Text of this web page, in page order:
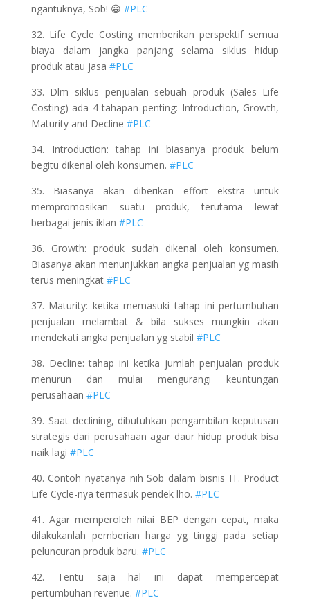
ngantuknya, Sob! 😀 #PLC
32. Life Cycle Costing memberikan perspektif semua
biaya dalam jangka panjang selama siklus hidup
produk atau jasa #PLC
33. Dlm siklus penjualan sebuah produk (Sales Life
Costing) ada 4 tahapan penting: Introduction, Growth,
Maturity and Decline #PLC
34. Introduction: tahap ini biasanya produk belum
begitu dikenal oleh konsumen. #PLC
35. Biasanya akan diberikan effort ekstra untuk
mempromosikan suatu produk, terutama lewat
berbagai jenis iklan #PLC
36. Growth: produk sudah dikenal oleh konsumen.
Biasanya akan menunjukkan angka penjualan yg masih
terus meningkat #PLC
37. Maturity: ketika memasuki tahap ini pertumbuhan
penjualan melambat & bila sukses mungkin akan
mendekati angka penjualan yg stabil #PLC
38. Decline: tahap ini ketika jumlah penjualan produk
menurun dan mulai mengurangi keuntungan
perusahaan #PLC
39. Saat declining, dibutuhkan pengambilan keputusan
strategis dari perusahaan agar daur hidup produk bisa
naik lagi #PLC
40. Contoh nyatanya nih Sob dalam bisnis IT. Product
Life Cycle-nya termasuk pendek lho. #PLC
41. Agar memperoleh nilai BEP dengan cepat, maka
dilakukanlah pemberian harga yg tinggi pada setiap
peluncuran produk baru. #PLC
42. Tentu saja hal ini dapat mempercepat
pertumbuhan revenue. #PLC